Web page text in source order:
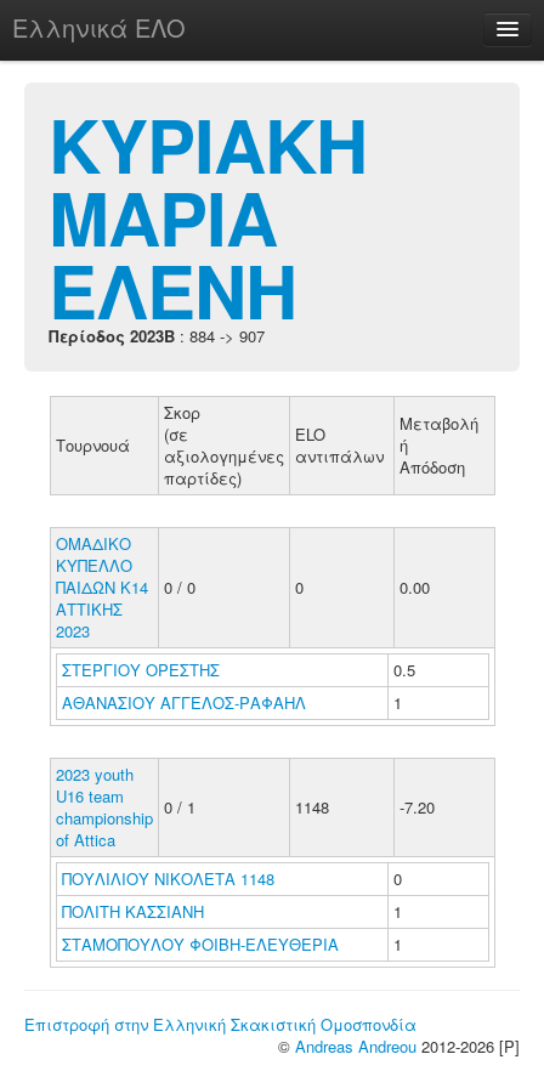
Ελληνικά ΕΛΟ
chesstu.be @ discord
Login
ΚΥΡΙΑΚΗ
ΜΑΡΙΑ
ΕΛΕΝΗ
Περίοδος 2023B : 884 -> 907
Τουρνουά
Σκορ
(σε
αξιολογημένες
παρτίδες)
ELO
αντιπάλων
Μεταβολή
ή
Απόδοση
ΟΜΑΔΙΚΟ
ΚΥΠΕΛΛΟ
ΠΑΙΔΩΝ Κ14
ΑΤΤΙΚΗΣ
2023
0 / 0 0 0.00
ΣΤΕΡΓΙΟΥ ΟΡΕΣΤΗΣ
0.5
ΑΘΑΝΑΣΙΟΥ ΑΓΓΕΛΟΣ-ΡΑΦΑΗΛ
1
2023 youth
U16 team
championship
of Attica
0 / 1 1148 -7.20
ΠΟΥΛΙΛΙΟΥ ΝΙΚΟΛΕΤΑ 1148
0
ΠΟΛΙΤΗ ΚΑΣΣΙΑΝΗ
1
ΣΤΑΜΟΠΟΥΛΟΥ ΦΟΙΒΗ-ΕΛΕΥΘΕΡΙΑ
1
Επιστροφή στην Ελληνική Σκακιστική Ομοσπονδία
© Andreas Andreou 2012-2026 [P]